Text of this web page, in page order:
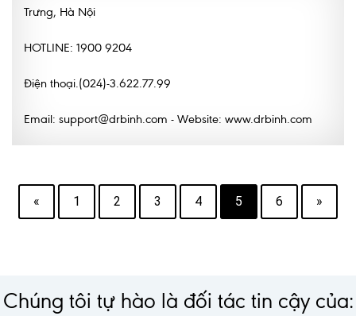
Trưng, Hà Nội
HOTLINE: 1900 9204
Điện thoại.(024)-3.622.77.99
Email: support@drbinh.com - Website: www.drbinh.com
« 1 2 3 4 5 6 »
Chúng tôi tự hào là đối tác tin cậy của: